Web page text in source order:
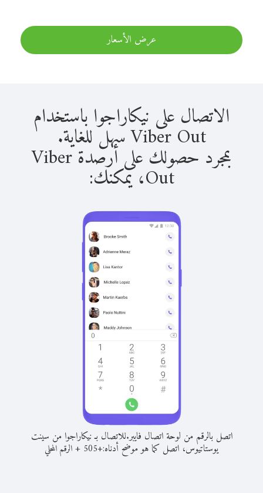
عرض الأسعار
الاتصال على نيكاراجوا باستخدام
Viber Out سهل للغاية.
بمجرد حصولك على أرصدة Viber
Out، يمكنك:
اتصل بالرقم من لوحة اتصال فايبر.للاتصال بـ نيكاراجوا من سينت
يوستاتيوس، اتصل كما هو موضح أدناه:+
505
+الرقم المحلي